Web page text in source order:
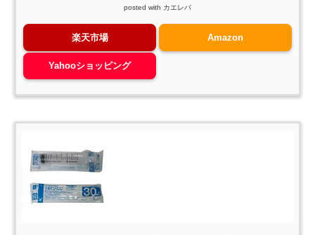
posted with カエレバ
楽天市場 Amazon
Yahooショッピング